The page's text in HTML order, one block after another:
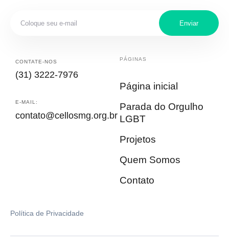
Enviar
CONTATE-NOS
(31) 3222-7976
E-MAIL:
contato@cellosmg.org.br
PÁGINAS
Página inicial
Parada do Orgulho
LGBT
Projetos
Quem Somos
Contato
Política de Privacidade